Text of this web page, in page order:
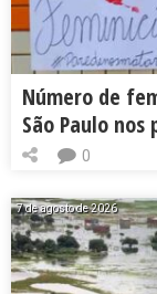
Número de
São Paulo
0
7 de agosto de 2026